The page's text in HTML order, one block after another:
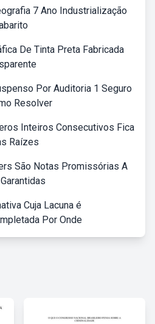
7 Ano Industrialização
De Tinta Preta Fabricada
Por Auditoria 1 Seguro
Resolver
Inteiros Consecutivos Fica
Raízes
São Notas Promissórias A
Cuja Lacuna é
Por Onde